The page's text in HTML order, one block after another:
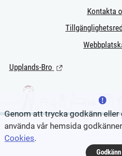
Kontakta
Upplands-Bro (Länk till extern sida.)
Genom att trycka godkänn
använda vår hemsida
Cookies.
Godkänn